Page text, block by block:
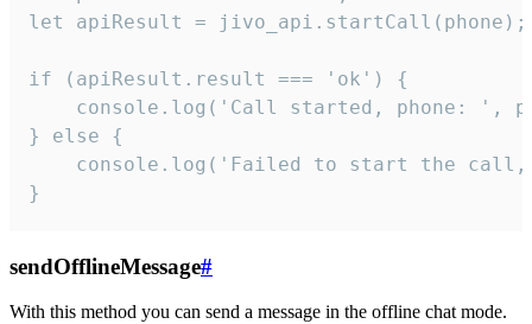
let apiResult = jivo_api.startCall(phone);
if (apiResult.result === 'ok') {
console.log('Call started, phone: ',
} else {
console.log('Failed to start the
}
sendOfflineMessage#
With this method you can send a message in the offline chat mode.